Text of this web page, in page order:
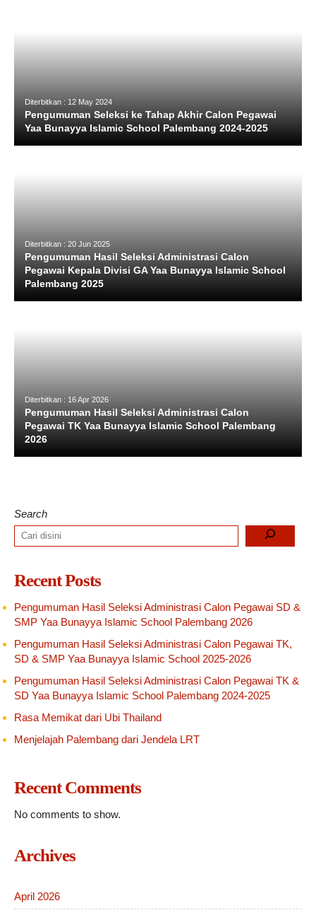
Diterbitkan : 12 May 2024
Pengumuman Seleksi ke Tahap Akhir Calon Pegawai
Yaa Bunayya Islamic School Palembang 2024-2025
Diterbitkan : 20 Jun 2025
Pengumuman Hasil Seleksi Administrasi Calon
Pegawai Kepala Divisi GA Yaa Bunayya Islamic School
Palembang 2025
Diterbitkan : 16 Apr 2026
Pengumuman Hasil Seleksi Administrasi Calon
Pegawai TK Yaa Bunayya Islamic School Palembang
2026
Search
Recent Posts
Pengumuman Hasil Seleksi Administrasi Calon Pegawai SD &
SMP Yaa Bunayya Islamic School Palembang 2026
Pengumuman Hasil Seleksi Administrasi Calon Pegawai TK,
SD & SMP Yaa Bunayya Islamic School 2025-2026
Pengumuman Hasil Seleksi Administrasi Calon Pegawai TK &
SD Yaa Bunayya Islamic School Palembang 2024-2025
Rasa Memikat dari Ubi Thailand
Menjelajah Palembang dari Jendela LRT
Recent Comments
No comments to show.
Archives
April 2026